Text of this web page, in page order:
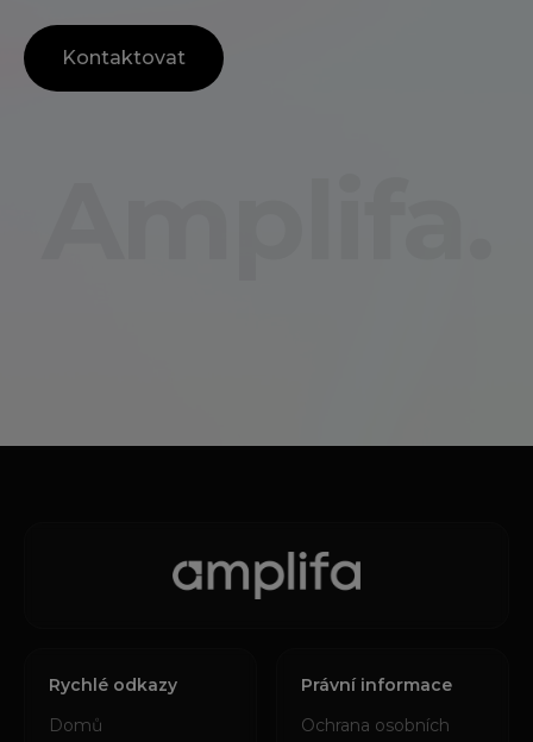
Kontaktovat
Rychlé odkazy
Domů
Právní informace
Ochrana osobních